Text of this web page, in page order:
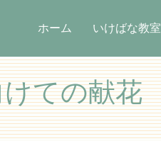
ホーム いけばな教室
ての献花